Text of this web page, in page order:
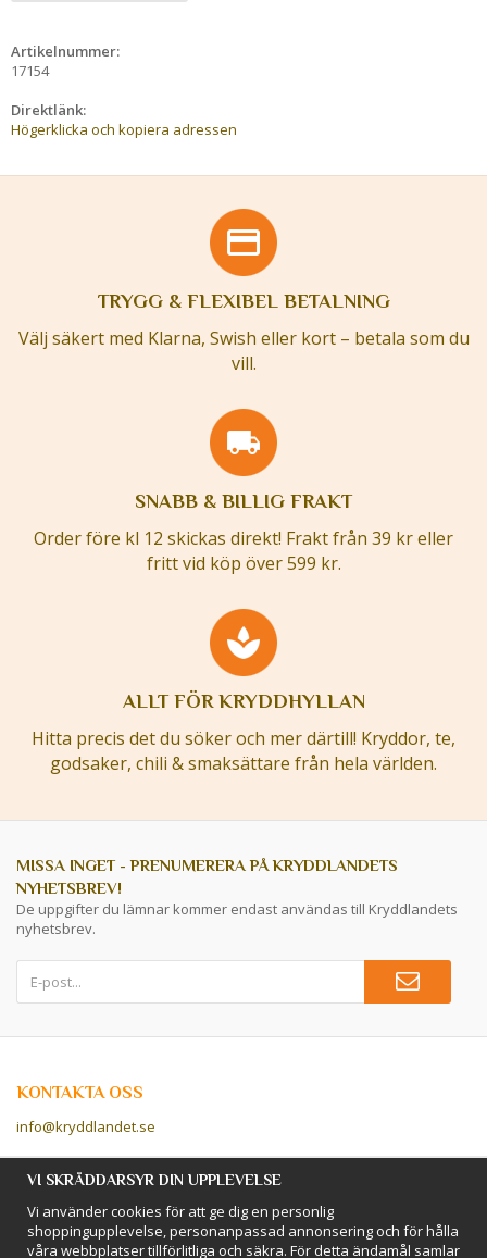
Artikelnummer:
17154
Direktlänk:
Högerklicka och kopiera adressen
TRYGG & FLEXIBEL BETALNING
Välj säkert med Klarna, Swish eller kort – betala som du
vill.
SNABB & BILLIG FRAKT
Order före kl 12 skickas direkt! Frakt från 39 kr eller
fritt vid köp över 599 kr.
ALLT FÖR KRYDDHYLLAN
Hitta precis det du söker och mer därtill! Kryddor, te,
godsaker, chili & smaksättare från hela världen.
MISSA INGET - PRENUMERERA PÅ KRYDDLANDETS
NYHETSBREV!
De uppgifter du lämnar kommer endast användas till Kryddlandets
nyhetsbrev.
KONTAKTA OSS
info@kryddlandet.se
Följ oss på Facebook!
Följ oss på Instagram!
VI SKRÄDDARSYR DIN UPPLEVELSE
Vi använder cookies för att ge dig en personlig
shoppingupplevelse, personanpassad annonsering och för hålla
våra webbplatser tillförlitliga och säkra. För detta ändamål samlar